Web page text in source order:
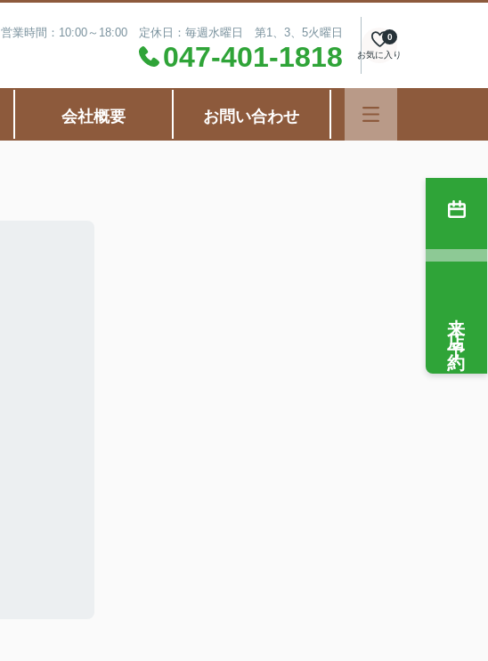
営業時間：10:00～18:00 定休日：毎週水曜日 第1、3、5火曜日
047-401-1818 お気に入り
0
会社概要 お問い合わせ
来店予約